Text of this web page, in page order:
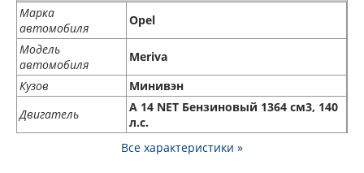
Марка
автомобиля
Opel
Модель
автомобиля
Meriva
Кузов
Минивэн
Двигатель
A 14 NET Бензиновый 1364 см3, 140
л.с.
Все характеристики »